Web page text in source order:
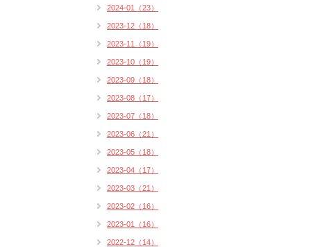
2024-01（23）
2023-12（18）
2023-11（19）
2023-10（19）
2023-09（18）
2023-08（17）
2023-07（18）
2023-06（21）
2023-05（18）
2023-04（17）
2023-03（21）
2023-02（16）
2023-01（16）
2022-12（14）